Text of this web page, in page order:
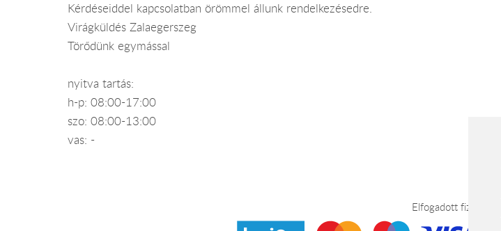
Kérdéseiddel kapcsolatban örömmel állunk rendelkezésedre.
Virágküldés Zalaegerszeg
Törődünk egymással
nyitva tartás:
h-p: 08:00-17:00
szo: 08:00-13:00
vas: -
Elfogadott fizetési